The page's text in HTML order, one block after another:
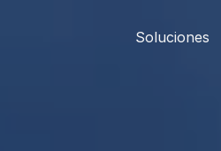
Soluciones